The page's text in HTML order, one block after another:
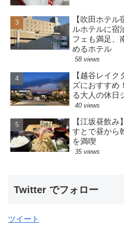
【吹田ホテ
ルホテルに宿
フェも満足、
めるホテル
58 views
【越谷レイ
ズにおすすめ
る大人の休日
40 views
【江坂昼飲み
すとで昼から
を満喫
35 views
Twitter でフォロー
ツイート